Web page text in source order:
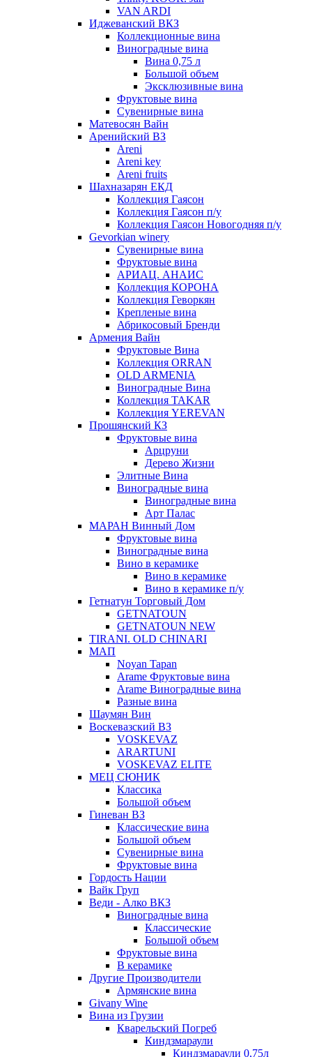
VAN ARDI
Иджеванский ВКЗ
Коллекционные вина
Виноградные вина
Вина 0,75 л
Большой объем
Эксклюзивные вина
Фруктовые вина
Cувенирные вина
Матевосян Вайн
Аренийский ВЗ
Areni
Areni key
Areni fruits
Шахназарян ЕКД
Коллекция Гаясон
Коллекция Гаясон п/у
Коллекция Гаясон Новогодняя п/у
Gevorkian winery
Сувенирные вина
Фруктовые вина
АРИАЦ. АНАИС
Коллекция КОРОНА
Коллекция Геворкян
Крепленые вина
Абрикосовый Бренди
Армения Вайн
Фруктовые Вина
Коллекция ORRAN
OLD ARMENIA
Виноградные Вина
Коллекция TAKAR
Коллекция YEREVAN
Прошянский КЗ
Фруктовые вина
Арцруни
Дерево Жизни
Элитные Вина
Виноградные вина
Виноградные вина
Арт Палас
МАРАН Винный Дом
Фруктовые вина
Виноградные вина
Вино в керамике
Вино в керамике
Вино в керамике п/у
Гетнатун Торговый Дом
GETNATOUN
GETNATOUN NEW
TIRANI. OLD CHINARI
МАП
Noyan Tapan
Arame Фруктовые вина
Arame Виноградные вина
Разные вина
Шаумян Вин
Воскевазский ВЗ
VOSKEVAZ
ARARTUNI
VOSKEVAZ ELITE
МЕЦ СЮНИК
Классика
Большой объем
Гиневан ВЗ
Классические вина
Большой объем
Сувенирные вина
Фруктовые вина
Гордость Нации
Вайк Груп
Веди - Алко ВКЗ
Виноградные вина
Классические
Большой объем
Фруктовые вина
В керамике
Другие Производители
Армянские вина
Givany Wine
Вина из Грузии
Кварельский Погреб
Киндзмараули
Киндзмараули 0,75л